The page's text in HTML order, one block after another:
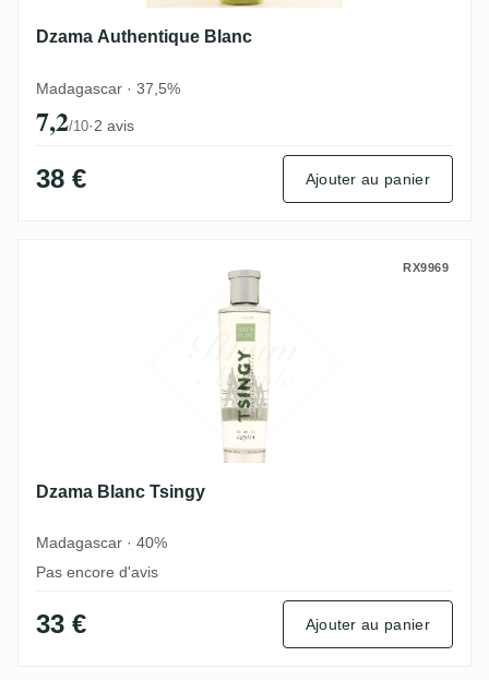
Dzama Authentique Blanc
Madagascar · 37,5%
7,2/10·2 avis
38 € Ajouter au panier
Dzama Blanc Tsingy RX9969
Dzama Blanc Tsingy
Madagascar · 40%
Pas encore d'avis
33 € Ajouter au panier